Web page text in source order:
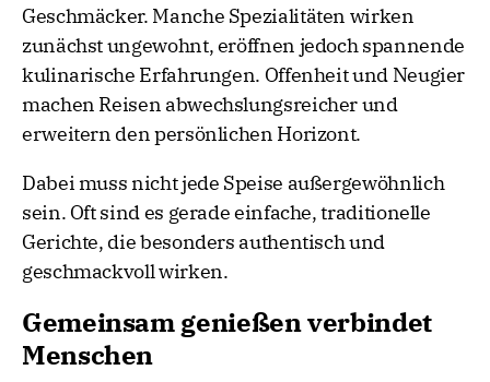
Geschmäcker. Manche Spezialitäten wirken
zunächst ungewohnt, eröffnen jedoch spannende
kulinarische Erfahrungen. Offenheit und Neugier
machen Reisen abwechslungsreicher und
erweitern den persönlichen Horizont.
Dabei muss nicht jede Speise außergewöhnlich
sein. Oft sind es gerade einfache, traditionelle
Gerichte, die besonders authentisch und
geschmackvoll wirken.
Gemeinsam genießen verbindet
Menschen